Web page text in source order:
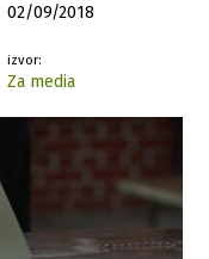
02/09/2018
izvor:
Za media